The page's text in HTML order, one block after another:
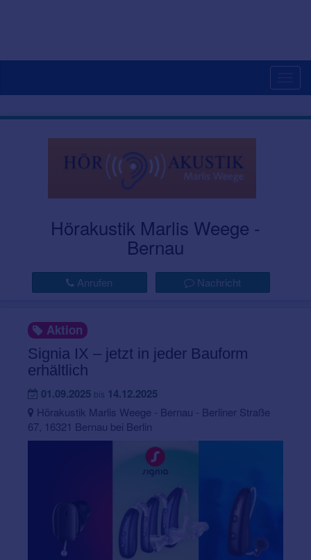
Hörakustik Marlis Weege -
Bernau
Anrufen Nachricht
Aktion
Signia IX – jetzt in jeder Bauform
erhältlich
01.09.2025 bis 14.12.2025
Hörakustik Marlis Weege - Bernau - Berliner Straße
67, 16321 Bernau bei Berlin